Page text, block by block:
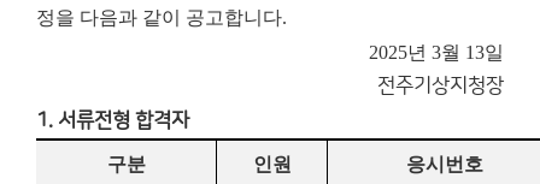
정을 다음과 같이 공고합니다.
2025년 3월 13일
전주기상지청장
1. 서류전형 합격자
구분 인원 응시번호